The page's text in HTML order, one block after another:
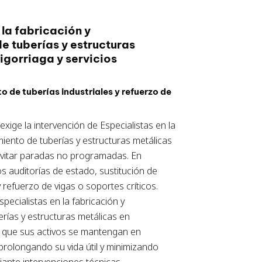
la fabricación y
tuberías y estructuras
y servicios
de tuberías industriales y refuerzo de
la intervención de Especialistas en la
de tuberías y estructuras metálicas
paradas no programadas. En
auditorías de estado, sustitución de
de vigas o soportes críticos.
en la fabricación y
y estructuras metálicas en
sus activos se mantengan en
su vida útil y minimizando